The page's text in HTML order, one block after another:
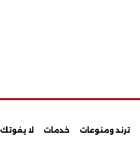
ترند ومنوعات خدمات لا يفوتك